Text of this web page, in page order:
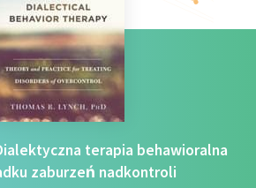
terapia behawioralna
zaburzeń nadkontroli